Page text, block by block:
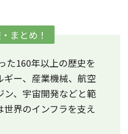
まとめ！
た160年以上の歴史を
ー、産業機械、航空
ン、宇宙開発などと範
界のインフラを支え